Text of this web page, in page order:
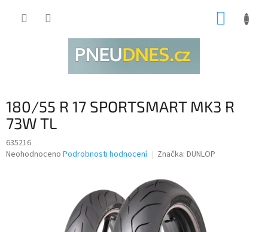
180/55 R 17 SPORTSMART MK3 R
73W TL
635216
Průměrné
Neohodnoceno Podrobnosti hodnocení Značka: DUNLOP